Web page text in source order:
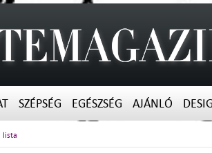
SZÉPSÉG EGÉSZSÉG AJÁNLÓ
lista